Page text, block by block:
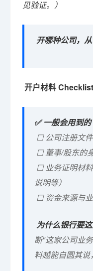
见验证。）
开哪种公司，
开户材料 Checklist
✅ 一般会用到
☐ 公司注册文
☐ 董事/股东的
☐ 业务证明材
说明等）
☐ 资金来源与
为什么银行要
断"这家公司业
料越能自圆其说